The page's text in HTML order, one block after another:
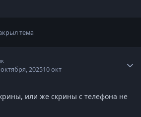
тема
202510 окт
или же скрины с телефона не